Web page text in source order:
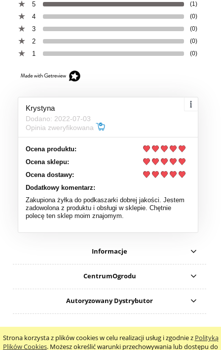
Strona korzysta z plików cookies w celu realizacji usług i zgodnie z Polityką
Plików Cookies. Możesz określić warunki przechowywania lub dostępu do
5 (1)
4 (0)
3 (0)
2 (0)
1 (0)
Krystyna
Dodano: 2022-07-03
Opinia zweryfikowana
Ocena produktu:
Ocena sklepu:
Ocena dostawy:
Dodatkowy komentarz:
Zakupiona żyłka do podkaszarki dobrej jakości. Jestem
zadowolona z produktu i obsługi w sklepie. Chętnie
polecę ten sklep moim znajomym.
Informacje
CentrumOgrodu
Autoryzowany Dystrybutor
pokaż pełną wersję strony